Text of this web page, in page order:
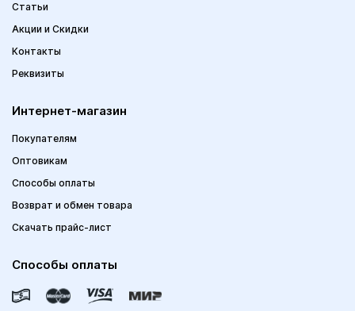
Статьи
Акции и Скидки
Контакты
Реквизиты
Интернет-магазин
Покупателям
Оптовикам
Способы оплаты
Возврат и обмен товара
Скачать прайс-лист
Способы оплаты